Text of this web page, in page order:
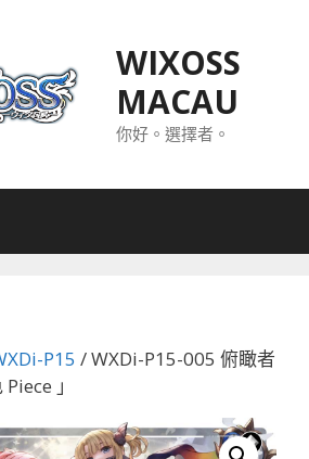
WIXOSS
MACAU
你好。選擇者。
P15 / WXDi-P15-005 俯瞰者
」